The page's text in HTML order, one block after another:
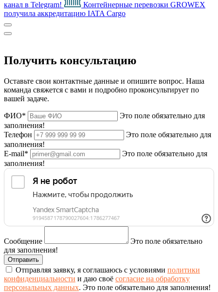
канал в Telegram! Контейнерные перевозки GROWEX
получила аккредитацию IATA Cargo
Получить консультацию
Оставьте свои контактные данные и опишите вопрос. Наша
команда свяжется с вами и подробно проконсультирует по
вашей задаче.
ФИО*
Это поле обязательно для
заполнения!
Телефон
Это поле обязательно для
заполнения!
E-mail*
Это поле обязательно для
заполнения!
Сообщение
Это поле обязательно
для заполнения!
Отправляя заявку, я соглашаюсь с условиями политики
конфиденциальности и даю своё согласие на обработку
персональных данных. Это поле обязательно для заполнения!